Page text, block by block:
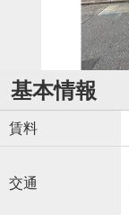
基本情報
賃料
交通